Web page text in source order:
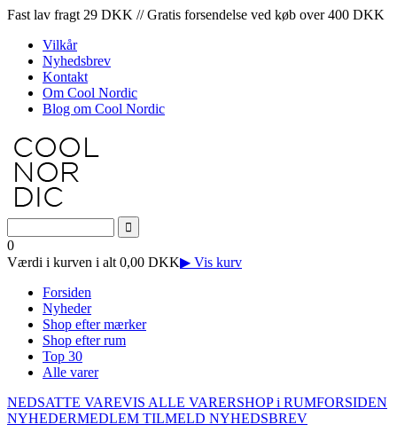
Fast lav fragt 29 DKK // Gratis forsendelse ved køb over 400 DKK
Vilkår
Nyhedsbrev
Kontakt
Om Cool Nordic
Blog om Cool Nordic
0
Værdi i kurven i alt 0,00 DKK▶ Vis kurv
Forsiden
Nyheder
Shop efter mærker
Shop efter rum
Top 30
Alle varer
NEDSATTE VAREVIS ALLE VARERSHOP i RUMFORSIDEN
NYHEDERMEDLEM TILMELD NYHEDSBREV